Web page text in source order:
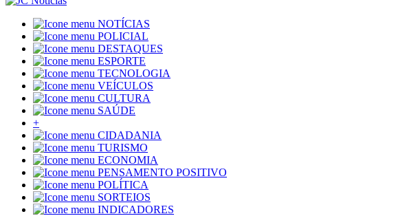
NOTÍCIAS
POLICIAL
DESTAQUES
ESPORTE
TECNOLOGIA
VEÍCULOS
CULTURA
SAÚDE
+
CIDADANIA
TURISMO
ECONOMIA
PENSAMENTO POSITIVO
POLÍTICA
SORTEIOS
INDICADORES